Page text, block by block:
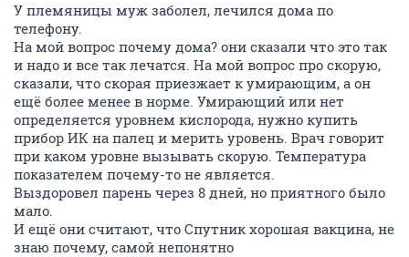
У племяницы муж заболел, лечился дома по
телефону.
На мой вопрос почему дома? они сказали что это так
и надо и все так лечатся. На мой вопрос про скорую,
сказали, что скорая приезжает к умирающим, а он
ещё более менее в норме. Умирающий или нет
определяется уровнем кислорода, нужно купить
прибор ИК на палец и мерить уровень. Врач говорит
при каком уровне вызывать скорую. Температура
показателем почему-то не является.
Выздоровел парень через 8 дней, но приятного было
мало.
И ещё они считают, что Спутник хорошая вакцина, не
знаю почему, самой непонятно